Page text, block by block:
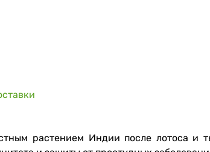
растением Индии после лотоса и